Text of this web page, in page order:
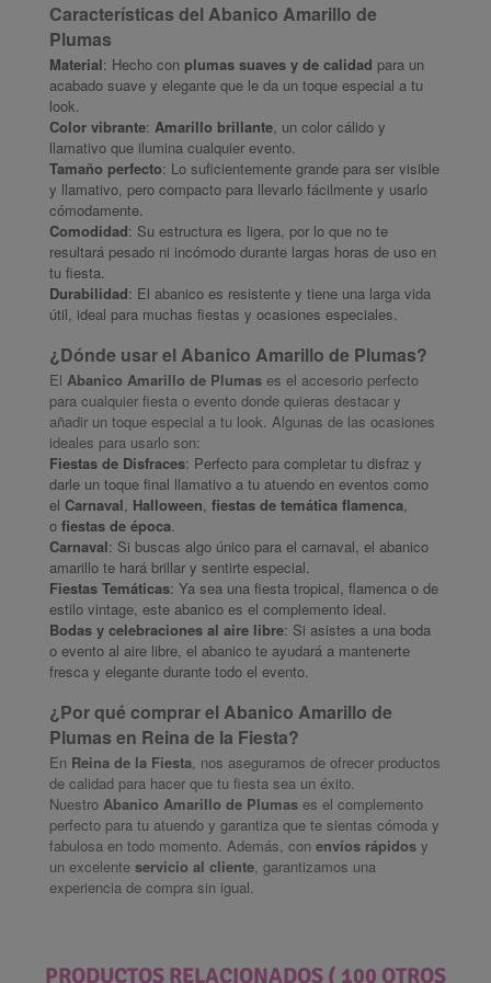
Características del Abanico Amarillo de
Plumas
Material: Hecho con plumas suaves y de calidad para un
acabado suave y elegante que le da un toque especial a tu
look.
Color vibrante: Amarillo brillante, un color cálido y
llamativo que ilumina cualquier evento.
Tamaño perfecto: Lo suficientemente grande para ser visible
y llamativo, pero compacto para llevarlo fácilmente y usarlo
cómodamente.
Comodidad: Su estructura es ligera, por lo que no te
resultará pesado ni incómodo durante largas horas de uso en
tu fiesta.
Durabilidad: El abanico es resistente y tiene una larga vida
útil, ideal para muchas fiestas y ocasiones especiales.
¿Dónde usar el Abanico Amarillo de Plumas?
El Abanico Amarillo de Plumas es el accesorio perfecto
para cualquier fiesta o evento donde quieras destacar y
añadir un toque especial a tu look. Algunas de las ocasiones
ideales para usarlo son:
Fiestas de Disfraces: Perfecto para completar tu disfraz y
darle un toque final llamativo a tu atuendo en eventos como
el Carnaval, Halloween, fiestas de temática flamenca,
o fiestas de época.
Carnaval: Si buscas algo único para el carnaval, el abanico
amarillo te hará brillar y sentirte especial.
Fiestas Temáticas: Ya sea una fiesta tropical, flamenca o de
estilo vintage, este abanico es el complemento ideal.
Bodas y celebraciones al aire libre: Si asistes a una boda
o evento al aire libre, el abanico te ayudará a mantenerte
fresca y elegante durante todo el evento.
¿Por qué comprar el Abanico Amarillo de
Plumas en Reina de la Fiesta?
En Reina de la Fiesta, nos aseguramos de ofrecer productos
de calidad para hacer que tu fiesta sea un éxito.
Nuestro Abanico Amarillo de Plumas es el complemento
perfecto para tu atuendo y garantiza que te sientas cómoda y
fabulosa en todo momento. Además, con envíos rápidos y
un excelente servicio al cliente, garantizamos una
experiencia de compra sin igual.
PRODUCTOS RELACIONADOS ( 100 OTROS